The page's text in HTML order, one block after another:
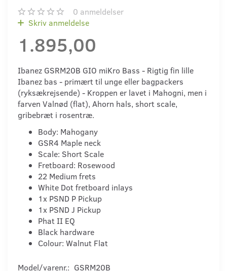
0 anmeldelser
Skriv anmeldelse
1.895,00
Ibanez GSRM20B GIO miKro Bass - Rigtig fin lille
Ibanez bas - primært til unge eller bagpackers
(ryksækrejsende) - Kroppen er lavet i Mahogni, men i
farven Valnød (flat), Ahorn hals, short scale,
gribebræt i rosentræ.
Body: Mahogany
GSR4 Maple neck
Scale: Short Scale
Fretboard: Rosewood
22 Medium frets
White Dot fretboard inlays
1x PSND P Pickup
1x PSND J Pickup
Phat II EQ
Black hardware
Colour: Walnut Flat
Model/varenr.: GSRM20B